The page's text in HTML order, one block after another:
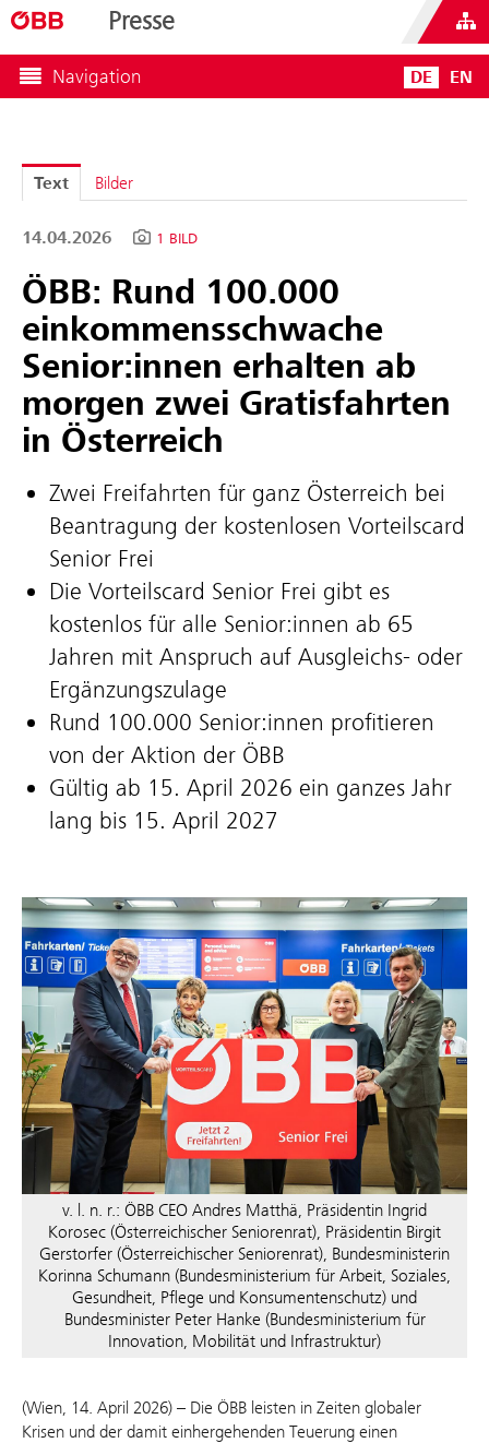
Presse
Navigation DE EN
Text Bilder
14.04.2026 1 BILD
ÖBB: Rund 100.000
einkommensschwache
Senior:innen erhalten ab
morgen zwei Gratisfahrten
in Österreich
Zwei Freifahrten für ganz Österreich bei
Beantragung der kostenlosen Vorteilscard
Senior Frei
Die Vorteilscard Senior Frei gibt es
kostenlos für alle Senior:innen ab 65
Jahren mit Anspruch auf Ausgleichs- oder
Ergänzungszulage
Rund 100.000 Senior:innen profitieren
von der Aktion der ÖBB
Gültig ab 15. April 2026 ein ganzes Jahr
lang bis 15. April 2027
v. l. n. r.: ÖBB CEO Andres Matthä, Präsidentin Ingrid
Korosec (Österreichischer Seniorenrat), Präsidentin Birgit
Gerstorfer (Österreichischer Seniorenrat), Bundesministerin
Korinna Schumann (Bundesministerium für Arbeit, Soziales,
Gesundheit, Pflege und Konsumentenschutz) und
Bundesminister Peter Hanke (Bundesministerium für
Innovation, Mobilität und Infrastruktur)
(Wien, 14. April 2026) – Die ÖBB leisten in Zeiten globaler
Krisen und der damit einhergehenden Teuerung einen